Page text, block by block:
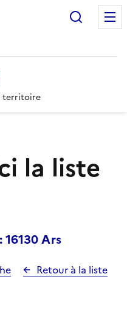
territoire
la liste
Ars
Retour à la liste